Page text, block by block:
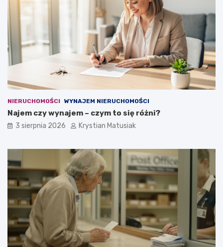
NIERUCHOMOŚCI WYNAJEM NIERUCHOMOŚCI
Najem czy wynajem – czym to się różni?
3 sierpnia 2026 Krystian Matusiak